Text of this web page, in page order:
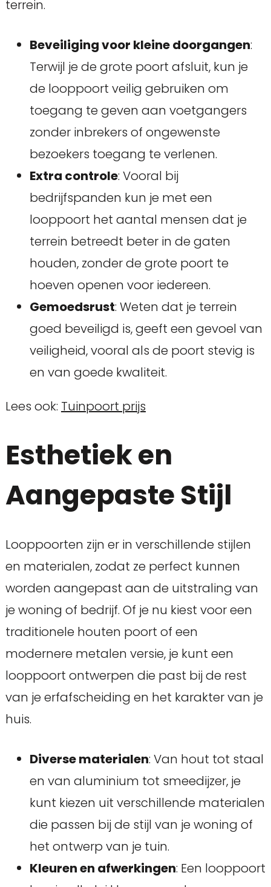
terrein.
Beveiliging voor kleine doorgangen:
Terwijl je de grote poort afsluit, kun je
de looppoort veilig gebruiken om
toegang te geven aan voetgangers
zonder inbrekers of ongewenste
bezoekers toegang te verlenen.
Extra controle: Vooral bij
bedrijfspanden kun je met een
looppoort het aantal mensen dat je
terrein betreedt beter in de gaten
houden, zonder de grote poort te
hoeven openen voor iedereen.
Gemoedsrust: Weten dat je terrein
goed beveiligd is, geeft een gevoel van
veiligheid, vooral als de poort stevig is
en van goede kwaliteit.
Lees ook: Tuinpoort prijs
Esthetiek en
Aangepaste Stijl
Looppoorten zijn er in verschillende stijlen
en materialen, zodat ze perfect kunnen
worden aangepast aan de uitstraling van
je woning of bedrijf. Of je nu kiest voor een
traditionele houten poort of een
modernere metalen versie, je kunt een
looppoort ontwerpen die past bij de rest
van je erfafscheiding en het karakter van je
huis.
Diverse materialen: Van hout tot staal
en van aluminium tot smeedijzer, je
kunt kiezen uit verschillende materialen
die passen bij de stijl van je woning of
het ontwerp van je tuin.
Kleuren en afwerkingen: Een looppoort